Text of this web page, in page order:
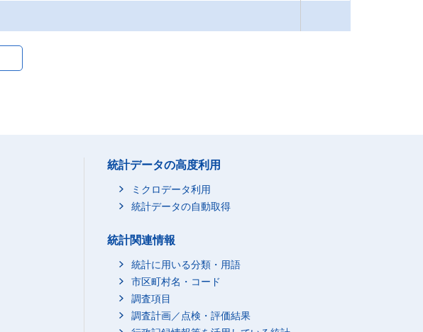
統計データの高度利用
ミクロデータ利用
統計データの自動取得
統計関連情報
統計に用いる分類・用語
市区町村名・コード
調査項目
調査計画／点検・評価結果